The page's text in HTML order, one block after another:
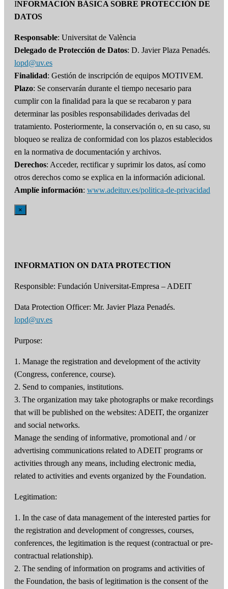
INFORMACIÓN BÁSICA SOBRE PROTECCIÓN DE
DATOS
Responsable: Universitat de València
Delegado de Protección de Datos: D. Javier Plaza Penadés.
lopd@uv.es
Finalidad: Gestión de inscripción de equipos MOTIVEM.
Plazo: Se conservarán durante el tiempo necesario para
cumplir con la finalidad para la que se recabaron y para
determinar las posibles responsabilidades derivadas del
tratamiento. Posteriormente, la conservación o, en su caso, su
bloqueo se realiza de conformidad con los plazos establecidos
en la normativa de documentación y archivos.
Derechos: Acceder, rectificar y suprimir los datos, así como
otros derechos como se explica en la información adicional.
Amplíe información: www.adeituv.es/politica-de-privacidad
×
INFORMATION ON DATA PROTECTION
Responsible: Fundación Universitat-Empresa – ADEIT
Data Protection Officer: Mr. Javier Plaza Penadés.
lopd@uv.es
Purpose:
1. Manage the registration and development of the activity
(Congress, conference, course).
2. Send to companies, institutions.
3. The organization may take photographs or make recordings
that will be published on the websites: ADEIT, the organizer
and social networks.
Manage the sending of informative, promotional and / or
advertising communications related to ADEIT programs or
activities through any means, including electronic media,
related to activities and events organized by the Foundation.
Legitimation:
1. In the case of data management of the interested parties for
the registration and development of congresses, courses,
conferences, the legitimation is the request (contractual or pre-
contractual relationship).
2. The sending of information on programs and activities of
the Foundation, the basis of legitimation is the consent of the